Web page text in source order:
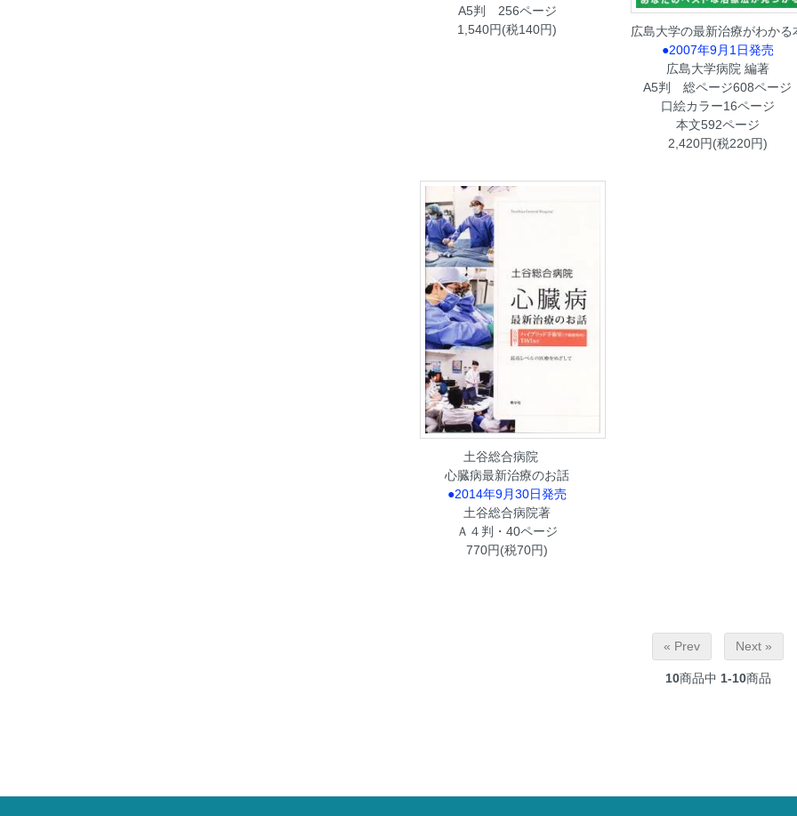
A5判 256ページ
1,540円(税140円)
広島大学の最新治療がわかる
●2007年9月1日発売
広島大学病院 編著
A5判 総ページ608ページ
口絵カラー16ページ
本文592ページ
2,420円(税220円)
土谷総合病院
心臓病最新治療のお話
●2014年9月30日発売
土谷総合病院著
Ａ４判・40ページ
770円(税70円)
« Prev Next »
10商品中 1-10商品